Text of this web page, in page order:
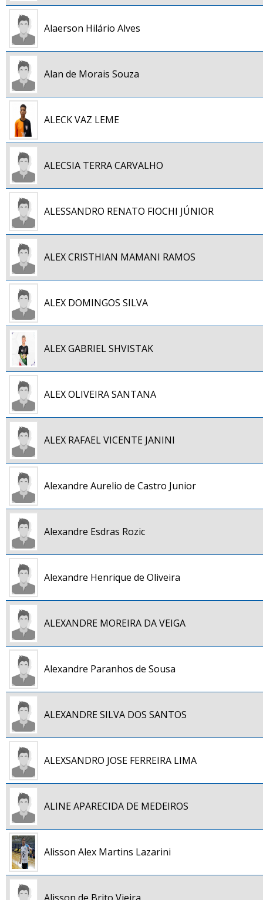
Alaerson Hilário Alves
Alan de Morais Souza
ALECK VAZ LEME
ALECSIA TERRA CARVALHO
ALESSANDRO RENATO FIOCHI JÚNIOR
ALEX CRISTHIAN MAMANI RAMOS
ALEX DOMINGOS SILVA
ALEX GABRIEL SHVISTAK
ALEX OLIVEIRA SANTANA
ALEX RAFAEL VICENTE JANINI
Alexandre Aurelio de Castro Junior
Alexandre Esdras Rozic
Alexandre Henrique de Oliveira
ALEXANDRE MOREIRA DA VEIGA
Alexandre Paranhos de Sousa
ALEXANDRE SILVA DOS SANTOS
ALEXSANDRO JOSE FERREIRA LIMA
ALINE APARECIDA DE MEDEIROS
Alisson Alex Martins Lazarini